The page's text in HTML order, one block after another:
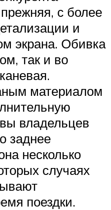
с более
и
экрана. Обивка
так и во
материалом
владельцев
заднее
несколько
случаях
поездки.